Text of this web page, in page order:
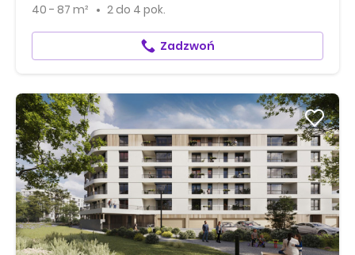
40 - 87 m² 2 do 4 pok.
Zadzwoń